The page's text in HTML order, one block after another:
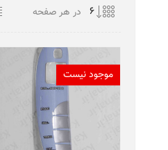
در هر صفحه
موجود نیست